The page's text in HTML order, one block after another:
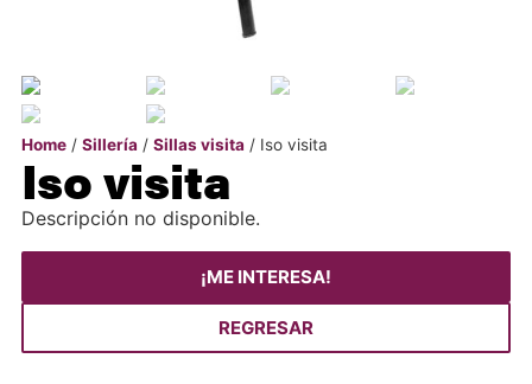
Home/ Sillería / Sillas visita / Iso visita
Iso visita
Descripción no disponible.
¡ME INTERESA!
REGRESAR